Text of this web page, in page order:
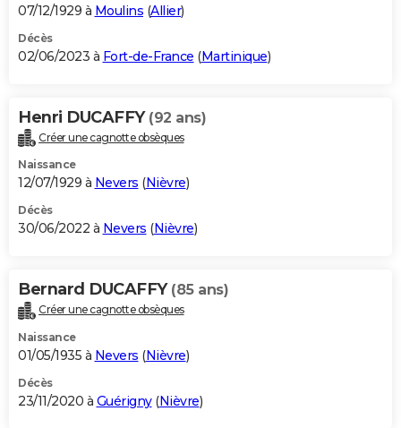
07/12/1929 à Moulins (Allier)
Décès
02/06/2023 à Fort-de-France (Martinique)
Henri DUCAFFY (92 ans)
Créer une cagnotte obsèques
Naissance
12/07/1929 à Nevers (Nièvre)
Décès
30/06/2022 à Nevers (Nièvre)
Bernard DUCAFFY (85 ans)
Créer une cagnotte obsèques
Naissance
01/05/1935 à Nevers (Nièvre)
Décès
23/11/2020 à Guérigny(Nièvre)